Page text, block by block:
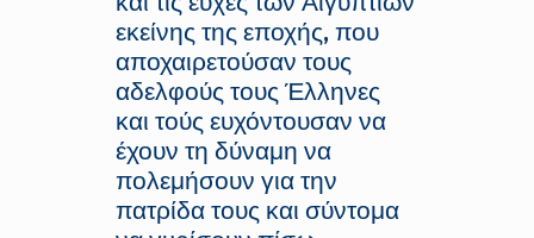
εκείνης της εποχής, που
αποχαιρετούσαν τους
αδελφούς τους Έλληνες
και τούς ευχόντουσαν να
έχουν τη δύναμη να
πολεμήσουν για την
πατρίδα τους και σύντομα